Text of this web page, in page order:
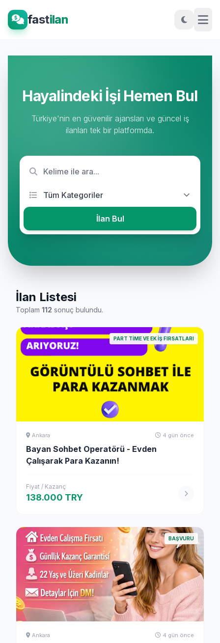
fastilan
Hayalindeki İşi Hemen Bul
Türkiye'nin en güvenilir ajansları ve güncel iş
ilanları tek bir platformda.
İlan Bul
İlan Listesi
Toplam 112 sonuç bulundu.
PART TIME VE EK İŞ FIRSATLARI
Ankara 4 gün önce
Bayan Sohbet Operatörü - Evden
Çalışarak Para Kazanın!
Fiyat / Kazanç
138.000 TRY
BAŞVURU
Ankara 4 gün önce